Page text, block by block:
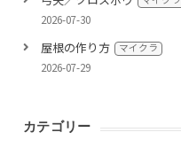
2026-07-30
屋根の作り方 マイクラ
2026-07-29
カテゴリー